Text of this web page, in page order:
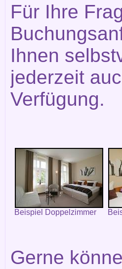
Für Ihre
Ihnen
jederzeit
Verfügung.
Beispiel Doppelzimmer
Gerne